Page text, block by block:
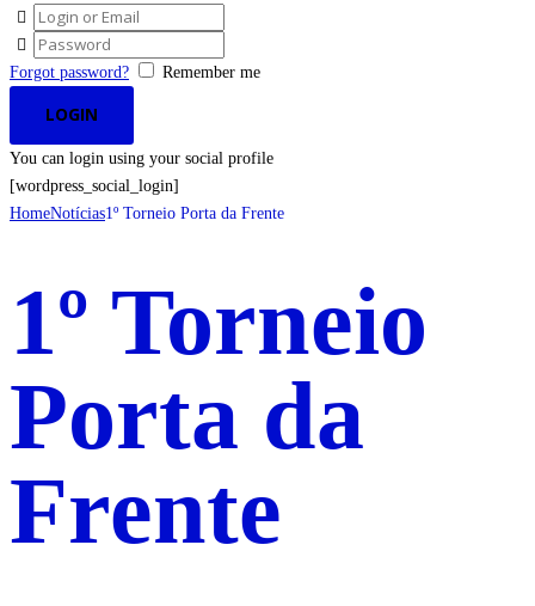
Forgot password? Remember me
You can login using your social profile
[wordpress_social_login]
HomeNotícias1º Torneio Porta da Frente
1º Torneio
Porta da
Frente